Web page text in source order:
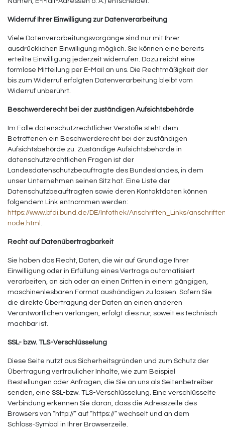
Widerruf Ihrer Einwilligung zur Datenverarbeitung
Viele Datenverarbeitungsvorgänge sind nur mit Ihrer
ausdrücklichen Einwilligung möglich. Sie können eine bereits
erteilte Einwilligung jederzeit widerrufen. Dazu reicht eine
formlose Mitteilung per E-Mail an uns. Die Rechtmäßigkeit der
bis zum Widerruf erfolgten Datenverarbeitung bleibt vom
Widerruf unberührt.
Beschwerderecht bei der zuständigen Aufsichtsbehörde
Im Falle datenschutzrechtlicher Verstöße steht dem
Betroffenen ein Beschwerderecht bei der zuständigen
Aufsichtsbehörde zu. Zuständige Aufsichtsbehörde in
datenschutzrechtlichen Fragen ist der
Landesdatenschutzbeauftragte des Bundeslandes, in dem
unser Unternehmen seinen Sitz hat. Eine Liste der
Datenschutzbeauftragten sowie deren Kontaktdaten können
folgendem Link entnommen werden:
https://www.bfdi.bund.de/DE/Infothek/Anschriften_Links/
node.html .
Recht auf Datenübertragbarkeit
Sie haben das Recht, Daten, die wir auf Grundlage Ihrer
Einwilligung oder in Erfüllung eines Vertrags automatisiert
verarbeiten, an sich oder an einen Dritten in einem gängigen,
maschinenlesbaren Format aushändigen zu lassen. Sofern Sie
die direkte Übertragung der Daten an einen anderen
Verantwortlichen verlangen, erfolgt dies nur, soweit es technisch
machbar ist.
SSL- bzw. TLS-Verschlüsselung
Diese Seite nutzt aus Sicherheitsgründen und zum Schutz der
Übertragung vertraulicher Inhalte, wie zum Beispiel
Bestellungen oder Anfragen, die Sie an uns als Seitenbetreiber
senden, eine SSL-bzw. TLS-Verschlüsselung. Eine verschlüsselte
Verbindung erkennen Sie daran, dass die Adresszeile des
Browsers von “http://” auf “https://” wechselt und an dem
Schloss-Symbol in Ihrer Browserzeile.